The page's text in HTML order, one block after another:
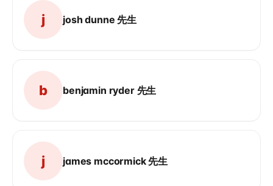
j josh dunne 先生
b benjamin ryder 先生
j james mccormick 先生